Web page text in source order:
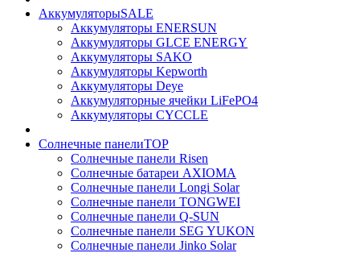
АккумуляторыSALE
Аккумуляторы ENERSUN
Аккумуляторы GLCE ENERGY
Аккумуляторы SAKO
Аккумуляторы Kepworth
Аккумуляторы Deye
Аккумуляторные ячейки LiFePO4
Аккумуляторы CYCCLE
Солнечные панелиTOP
Солнечные панели Risen
Солнечные батареи AXIOMA
Солнечные панели Longi Solar
Солнечные панели TONGWEI
Солнечные панели Q-SUN
Солнечные панели SEG YUKON
Солнечные панели Jinko Solar